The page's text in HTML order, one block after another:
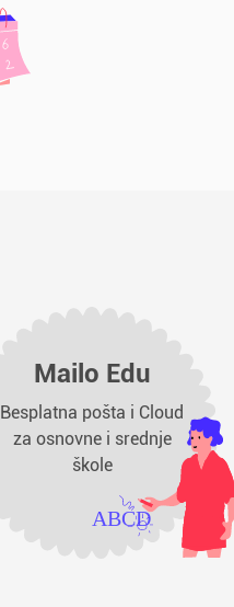
Mailo Edu
Besplatna pošta i Cloud
za osnovne i srednje
škole